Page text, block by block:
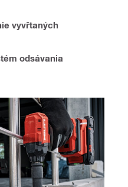
vyvřtaných
odsávania